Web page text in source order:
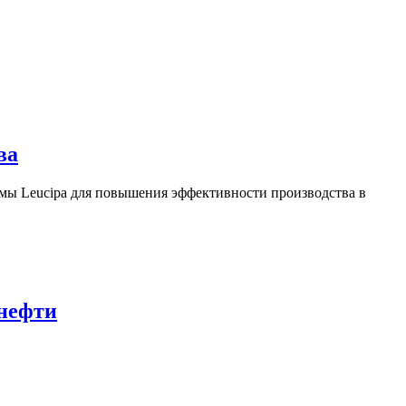
Leucipa для повышения эффективности производства в